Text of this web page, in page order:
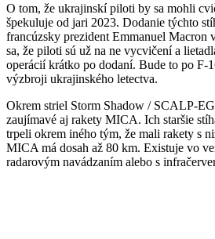
O tom, že ukrajinskí piloti by sa mohli
špekuluje od jari 2023. Dodanie týchto
francúzsky prezident Emmanuel Macron
sa, že piloti sú už na ne vycvičení a
operácií krátko po dodaní. Bude to po F-
výzbroji ukrajinského letectva.
Okrem striel Storm Shadow / SCALP-
zaujímavé aj rakety MICA. Ich staršie
trpeli okrem iného tým, že mali rakety s
MICA má dosah až 80 km. Existuje vo
radarovým navádzaním alebo s